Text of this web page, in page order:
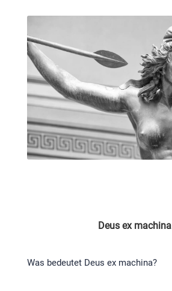
Deus ex machina
Was bedeutet Deus ex machina?